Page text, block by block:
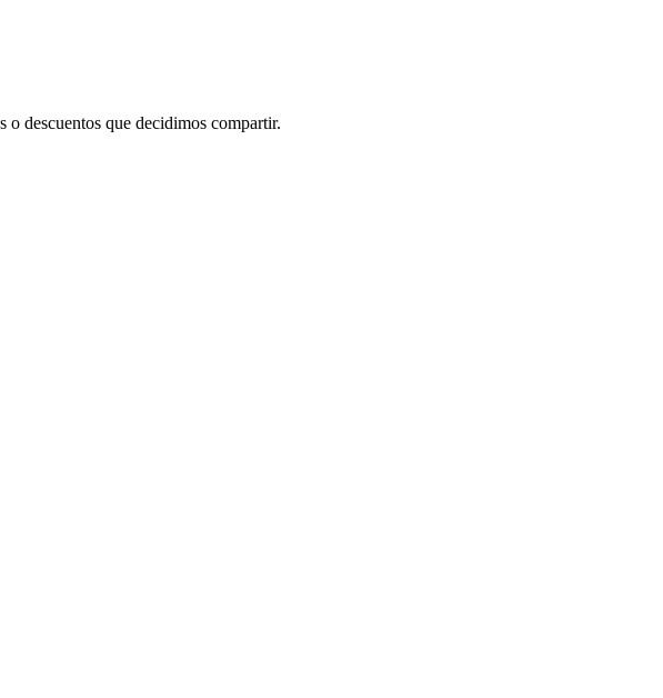
o descuentos que decidimos compartir.